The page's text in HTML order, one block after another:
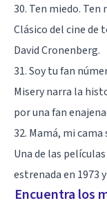
30. Ten miedo. Ten
Clásico del cine de
David Cronenberg.
31. Soy tu fan
Misery narra la
por una fan
32. Mamá, mi
Una de las
estrenada en 1973
Encuentra los